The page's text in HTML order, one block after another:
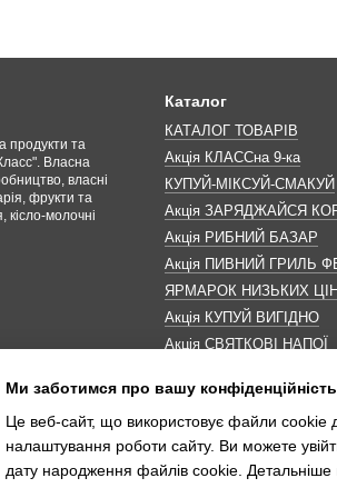
продукти та
Власна
власні
фрукти та
кісло-молочні
Каталог
КАТАЛОГ ТОВАРІВ
Акція КЛАССна 9-ка
КУПУЙ-МІКСУЙ-СМАКУЙ
Акція ЗАРЯДЖАЙСЯ
Акція РИБНИЙ БАЗАР
Акція ПИВНИЙ ГРИЛЬ
ЯРМАРОК НИЗЬКИХ
Акція КУПУЙ ВИГІДНО
Акція СВЯТКОВІ НАПОЇ
Акція ДО МАКОВЕЯ
ІНШІ АКЦІЇ
Ми заботимся про вашу конфіденційність
Це веб-сайт, що використовує файли cookie
налаштування роботи сайту. Ви можете
дату народження файлів cookie. Детальніше